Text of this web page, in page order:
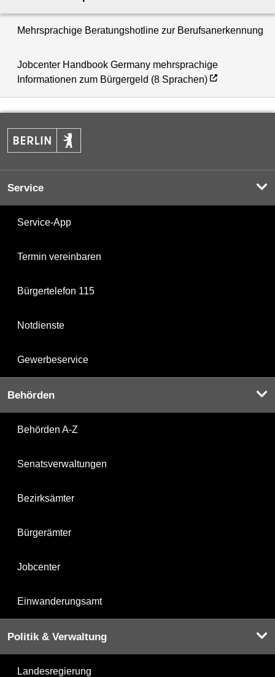
Mehrsprachige Beratungshotline zur Berufsanerkennung
Jobcenter Handbook Germany mehrsprachige
Informationen zum Bürgergeld (8 Sprachen)
Service
Service-App
Termin vereinbaren
Bürgertelefon 115
Notdienste
Gewerbeservice
Behörden
Behörden A-Z
Senatsverwaltungen
Bezirksämter
Bürgerämter
Jobcenter
Einwanderungsamt
Politik & Verwaltung
Landesregierung